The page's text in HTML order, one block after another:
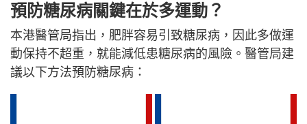
預防糖尿病關鍵在於多運動？
本港醫管局指出，肥胖容易引致糖尿病，因此多做運
動保持不超重，就能減低患糖尿病的風險。醫管局建
議以下方法預防糖尿病：